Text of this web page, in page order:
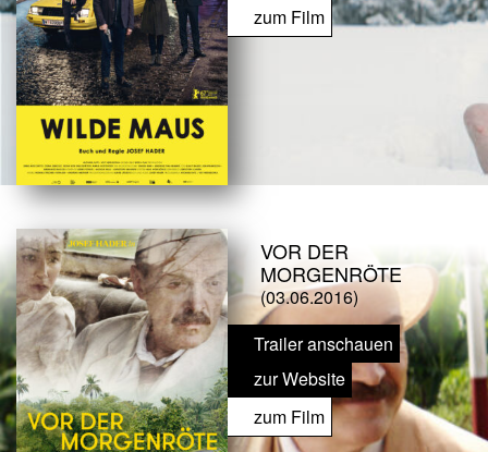
zum Film
VOR DER
MORGENRÖTE
(03.06.2016)
Trailer anschauen
zur Website
zum Film